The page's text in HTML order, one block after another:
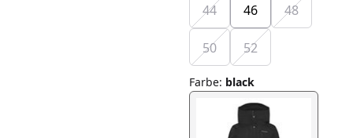
44 46 48
50 52
Farbe: black